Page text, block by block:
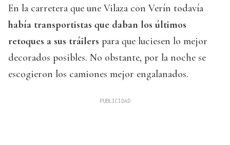
En la carretera que une Vilaza con Verín todavía
había transportistas que daban los últimos
retoques a sus tráilers para que luciesen lo mejor
decorados posibles. No obstante, por la noche se
escogieron los camiones mejor engalanados.